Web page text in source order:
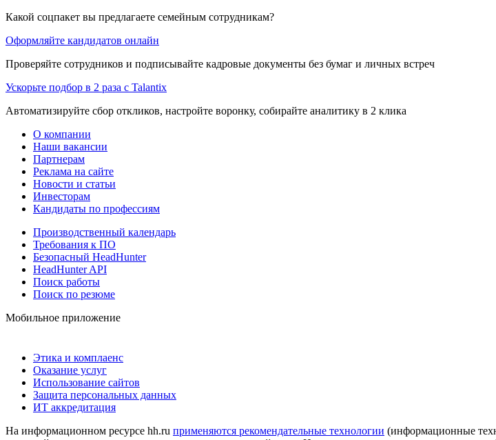
Какой соцпакет вы предлагаете семейным сотрудникам?
Оформляйте кандидатов онлайн
Проверяйте сотрудников и подписывайте кадровые документы без бумаг и личных встреч
Ускорьте подбор в 2 раза с Talantix
Автоматизируйте сбор откликов, настройте воронку, собирайте аналитику в 2 клика
О компании
Наши вакансии
Партнерам
Реклама на сайте
Новости и статьи
Инвесторам
Кандидаты по профессиям
Производственный календарь
Требования к ПО
Безопасный HeadHunter
HeadHunter API
Поиск работы
Поиск по резюме
Мобильное приложение
Этика и комплаенс
Оказание услуг
Использование сайтов
Защита персональных данных
ИТ аккредитация
На информационном ресурсе hh.ru применяются рекомендательные технологии (информационные